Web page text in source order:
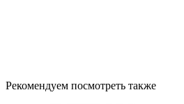
Рекомендуем посмотреть также